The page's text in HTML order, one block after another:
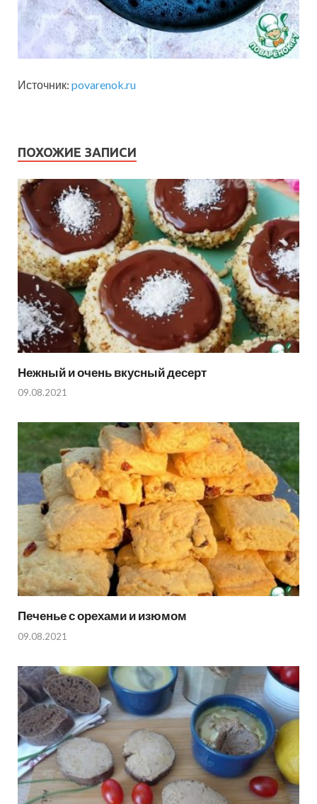
Источник: povarenok.ru
ПОХОЖИЕ ЗАПИСИ
Нежный и очень вкусный десерт
09.08.2021
Печенье с орехами и изюмом
09.08.2021